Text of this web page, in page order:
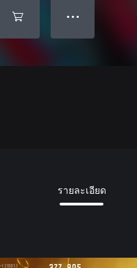
● ● ●
รายละเอียด